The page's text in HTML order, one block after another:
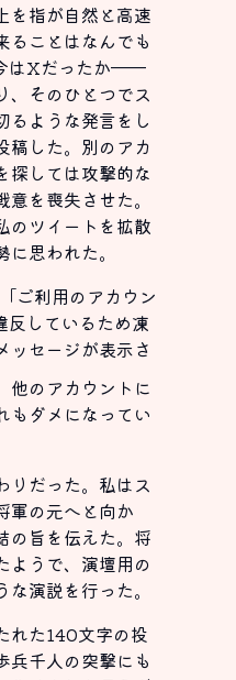
を指が自然と高速
ることはなんでも
Xだったか──
、そのひとつでス
るような発言をし
稿した。別のアカ
探しては攻撃的な
を喪失させた。
のツイートを拡散
思われた。
ご利用のアカウン
しているため凍
ッセージが表示さ
他のアカウントに
もダメになってい
りだった。私はス
軍の元へと向か
の旨を伝えた。将
ようで、演壇用の
演説を行った。
れた140文字の投
兵千人の突撃にも